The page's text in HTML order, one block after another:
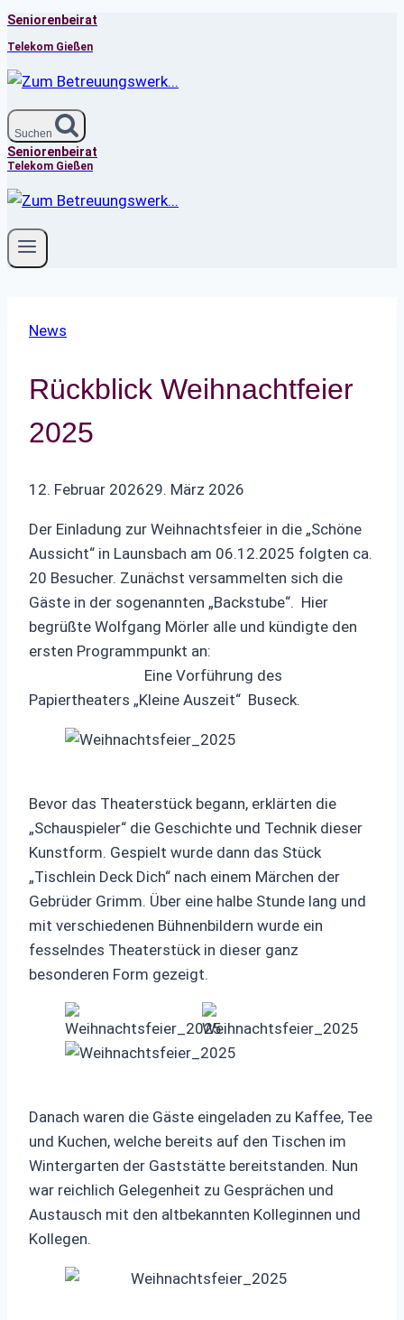
Zum
Inhalt
springen
Seniorenbeirat
Telekom Gießen
Suchen
Seniorenbeirat
Telekom Gießen
News
Rückblick Weihnachtfeier
2025
12. Februar 202629. März 2026
Der Einladung zur Weihnachtsfeier in die „Schöne
Aussicht“ in Launsbach am 06.12.2025 folgten ca.
20 Besucher. Zunächst versammelten sich die
Gäste in der sogenannten „Backstube“. Hier
begrüßte Wolfgang Mörler alle und kündigte den
ersten Programmpunkt an:
Eine Vorführung des
Papiertheaters „Kleine Auszeit“ Buseck.
Bevor das Theaterstück begann, erklärten die
„Schauspieler“ die Geschichte und Technik dieser
Kunstform. Gespielt wurde dann das Stück
„Tischlein Deck Dich“ nach einem Märchen der
Gebrüder Grimm. Über eine halbe Stunde lang und
mit verschiedenen Bühnenbildern wurde ein
fesselndes Theaterstück in dieser ganz
besonderen Form gezeigt.
Danach waren die Gäste eingeladen zu Kaffee, Tee
und Kuchen, welche bereits auf den Tischen im
Wintergarten der Gaststätte bereitstanden. Nun
war reichlich Gelegenheit zu Gesprächen und
Austausch mit den altbekannten Kolleginnen und
Kollegen.